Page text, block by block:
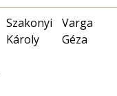
Szakonyi
Károly
Varga
Géza